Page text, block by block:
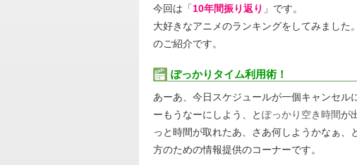
今回は「10年間振り返り 」です。
大好きなアニメのランキングをしてみました
のご紹介です。
ぽっかりタイム利用術！
あーあ、今日スケジュールが一個キャンセル
ーもうなーにしよう、とぽっかり空き時間が
っと時間が取れたあ、さあ何しようかなぁ、
方のための情報提供のコーナーです。